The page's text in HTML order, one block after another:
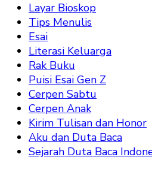
Layar Bioskop
Tips Menulis
Esai
Literasi Keluarga
Rak Buku
Puisi Esai Gen Z
Cerpen Sabtu
Cerpen Anak
Kirim Tulisan dan Honor
Aku dan Duta Baca
Sejarah Duta Baca